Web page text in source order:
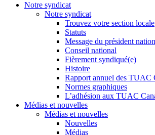
Notre syndicat
Notre syndicat
Trouvez votre section locale
Statuts
Message du président
Conseil national
Fièrement syndiqué(e)
Histoire
Rapport annuel des TUAC
Normes graphiques
L’adhésion aux TUAC
Médias et nouvelles
Médias et nouvelles
Nouvelles
Médias